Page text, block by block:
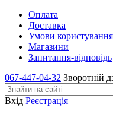
Оплата
Доставка
Умови користування
Магазини
Запитання-відповідь
067-447-04-32 Зворотній
Вхід Реєстрація